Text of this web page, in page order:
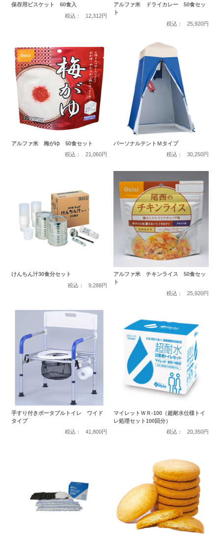
保存用ビスケット 60食入
税込：
12,312円
アルファ米 ドライカレー 50食セッ
ト
税込：
25,920円
アルファ米 梅がゆ 50食セット
税込：
21,060円
パーソナルテントＭタイプ
税込：
30,250円
けんちん汁30食分セット
税込：
9,288円
アルファ米 チキンライス 50食セッ
ト
税込：
25,920円
手すり付きポータブルトイレ ワイド
タイプ
税込：
41,800円
マイレットＷＲ-100（超耐水仕様トイ
レ処理セット100回分）
税込：
20,350円